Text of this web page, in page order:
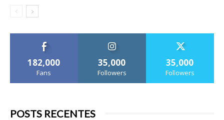
182,000
Fans
35,000
Followers
35,000
Followers
POSTS RECENTES